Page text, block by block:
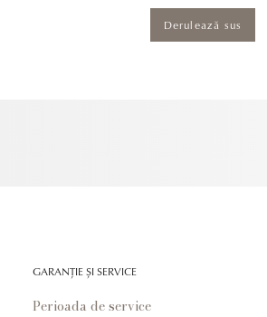
Derulează sus
GARANȚIE ȘI SERVICE
Perioada de service